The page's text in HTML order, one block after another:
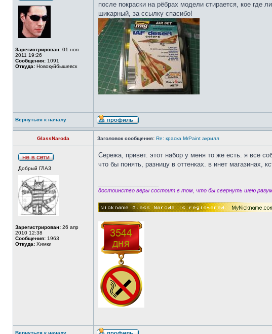
Зарегистрирован: 01 ноя
2011 19:26
Сообщения: 1091
Откуда: Новокуйбышевск
после покраски на рёбрах модели стирается, кое где
шикарный, за ссылку спасибо!
Вернуться к началу
GlassNaroda Заголовок сообщения: Re: краска MrPaint акрилл
Добрый ГЛАЗ
Зарегистрирован: 26 апр
2010 12:38
Сообщения: 1963
Откуда: Химки
Сережа, привет. этот набор у меня то же есть. я все
что бы понять, разницу в оттенках. в инет магазинах,
достоинство веры состоит в том, что бы свернуть шею
Вернуться к началу